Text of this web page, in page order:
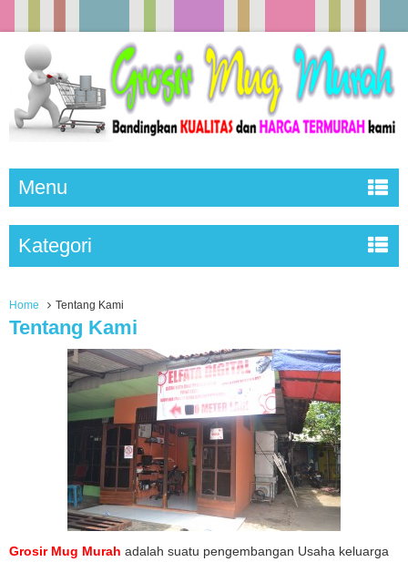
Menu
Kategori
Home Tentang Kami
Tentang Kami
Grosir Mug Murah adalah suatu pengembangan Usaha keluarga